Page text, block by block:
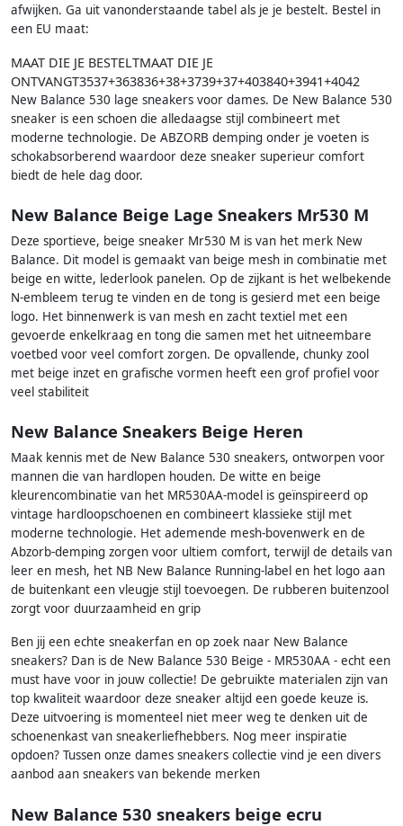
afwijken. Ga uit vanonderstaande tabel als je je bestelt. Bestel in
een EU maat:
MAAT DIE JE BESTELTMAAT DIE JE
ONTVANGT3537+363836+38+3739+37+403840+3941+4042
New Balance 530 lage sneakers voor dames. De New Balance 530
sneaker is een schoen die alledaagse stijl combineert met
moderne technologie. De ABZORB demping onder je voeten is
schokabsorberend waardoor deze sneaker superieur comfort
biedt de hele dag door.
New Balance Beige Lage Sneakers Mr530 M
Deze sportieve, beige sneaker Mr530 M is van het merk New
Balance. Dit model is gemaakt van beige mesh in combinatie met
beige en witte, lederlook panelen. Op de zijkant is het welbekende
N-embleem terug te vinden en de tong is gesierd met een beige
logo. Het binnenwerk is van mesh en zacht textiel met een
gevoerde enkelkraag en tong die samen met het uitneembare
voetbed voor veel comfort zorgen. De opvallende, chunky zool
met beige inzet en grafische vormen heeft een grof profiel voor
veel stabiliteit
New Balance Sneakers Beige Heren
Maak kennis met de New Balance 530 sneakers, ontworpen voor
mannen die van hardlopen houden. De witte en beige
kleurencombinatie van het MR530AA-model is geïnspireerd op
vintage hardloopschoenen en combineert klassieke stijl met
moderne technologie. Het ademende mesh-bovenwerk en de
Abzorb-demping zorgen voor ultiem comfort, terwijl de details van
leer en mesh, het NB New Balance Running-label en het logo aan
de buitenkant een vleugje stijl toevoegen. De rubberen buitenzool
zorgt voor duurzaamheid en grip
Ben jij een echte sneakerfan en op zoek naar New Balance
sneakers? Dan is de New Balance 530 Beige - MR530AA - echt een
must have voor in jouw collectie! De gebruikte materialen zijn van
top kwaliteit waardoor deze sneaker altijd een goede keuze is.
Deze uitvoering is momenteel niet meer weg te denken uit de
schoenenkast van sneakerliefhebbers. Nog meer inspiratie
opdoen? Tussen onze dames sneakers collectie vind je een divers
aanbod aan sneakers van bekende merken
New Balance 530 sneakers beige ecru